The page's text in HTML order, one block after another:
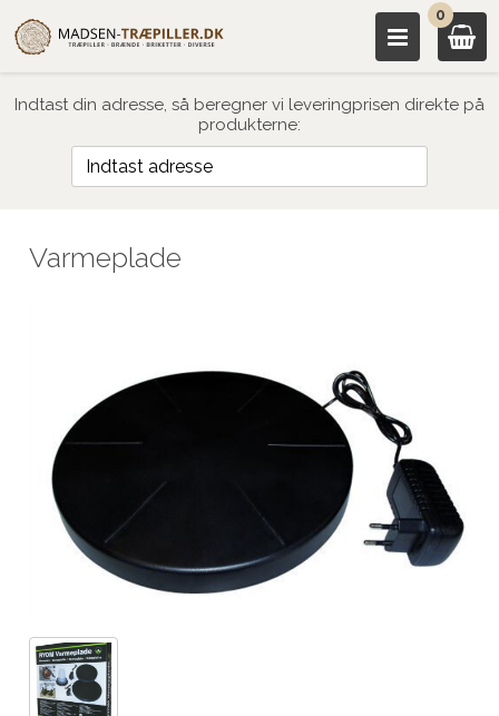
0
Indtast din adresse, så beregner vi leveringprisen direkte på
produkterne:
Varmeplade